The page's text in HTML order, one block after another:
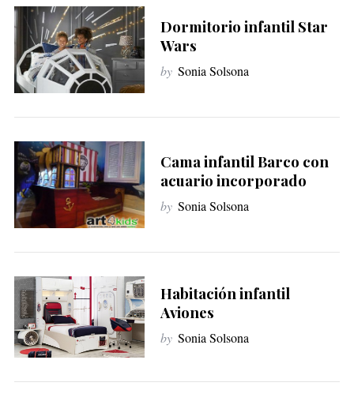
Dormitorio infantil Star
Wars
by Sonia Solsona
Cama infantil Barco con
acuario incorporado
by Sonia Solsona
Habitación infantil
Aviones
by Sonia Solsona
h
f
o
r
: